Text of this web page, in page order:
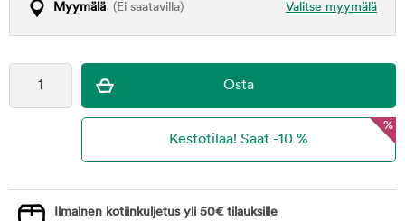
Valitse myymälä
Myymälä (Ei saatavilla)
%
Ilmainen kotiinkuljetus yli 50€ tilauksille